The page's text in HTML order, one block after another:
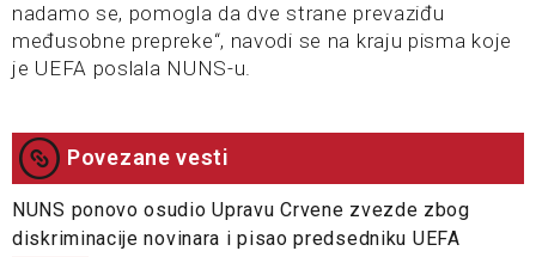
nadamo se, pomogla da dve strane prevaziđu
međusobne prepreke“, navodi se na kraju pisma koje
je UEFA poslala NUNS-u.
Povezane vesti
NUNS ponovo osudio Upravu Crvene zvezde zbog
diskriminacije novinara i pisao predsedniku UEFA